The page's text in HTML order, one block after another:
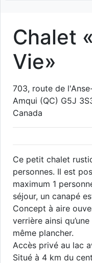
Chalet
Vie»
703, route de
Amqui (QC) G5J
Canada
Ce petit chalet
personnes. Il est
maximum 1
séjour, un canapé
Concept à aire
verrière ainsi
même plancher.
Accès privé au lac
Situé à 4 km du